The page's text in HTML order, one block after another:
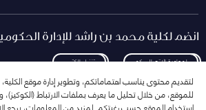
انضم لكلية محمد بن راشد للإدارة
لمعاودة الاتصال بكم تنزيل الكتيب
لتقديم محتوى يناسب اهتماماتكم، وتطوير إدارة موقع الكلية،
للموقع، من خلال تحليل ما يعرف بملفات الارتباط